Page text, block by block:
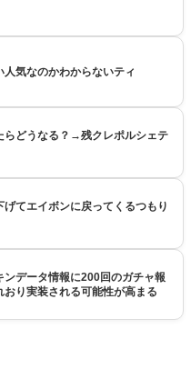
気なのかわからないティ
らどうなる？→残クレポルシェテ
てエイボンに戻ってくるつもり
データ情報に200回のガチャ報
り実装される可能性が高まる